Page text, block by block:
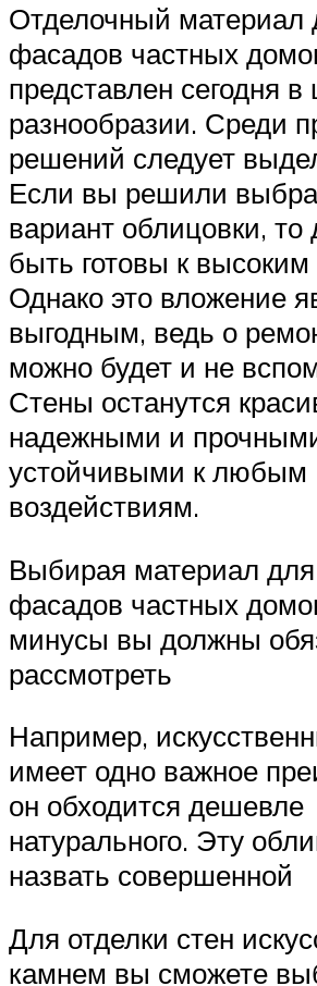
Отделочный материал
фасадов частных
представлен сегодня
разнообразии. Среди
решений следует
Если вы решили
вариант облицовки,
быть готовы к
Однако это вложение
выгодным, ведь о
можно будет и не
Стены останутся
надежными и
устойчивыми к любым
воздействиям.
Выбирая материал для
фасадов частных
минусы вы должны
рассмотреть
Например,
имеет одно важное
он обходится дешевле
натурального. Эту
назвать совершенной
Для отделки стен
камнем вы сможете